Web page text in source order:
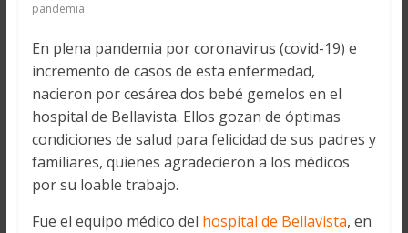
pandemia
En plena pandemia por coronavirus (covid-19) e
incremento de casos de esta enfermedad,
nacieron por cesárea dos bebé gemelos en el
hospital de Bellavista. Ellos gozan de óptimas
condiciones de salud para felicidad de sus padres y
familiares, quienes agradecieron a los médicos
por su loable trabajo.
Fue el equipo médico del hospital de Bellavista, en